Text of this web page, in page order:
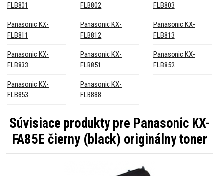
FLB801
FLB802
FLB803
Panasonic KX-
FLB811
Panasonic KX-
FLB812
Panasonic KX-
FLB813
Panasonic KX-
FLB833
Panasonic KX-
FLB851
Panasonic KX-
FLB852
Panasonic KX-
FLB853
Panasonic KX-
FLB888
Súvisiace produkty pre Panasonic KX-
FA85E čierny (black) originálny toner